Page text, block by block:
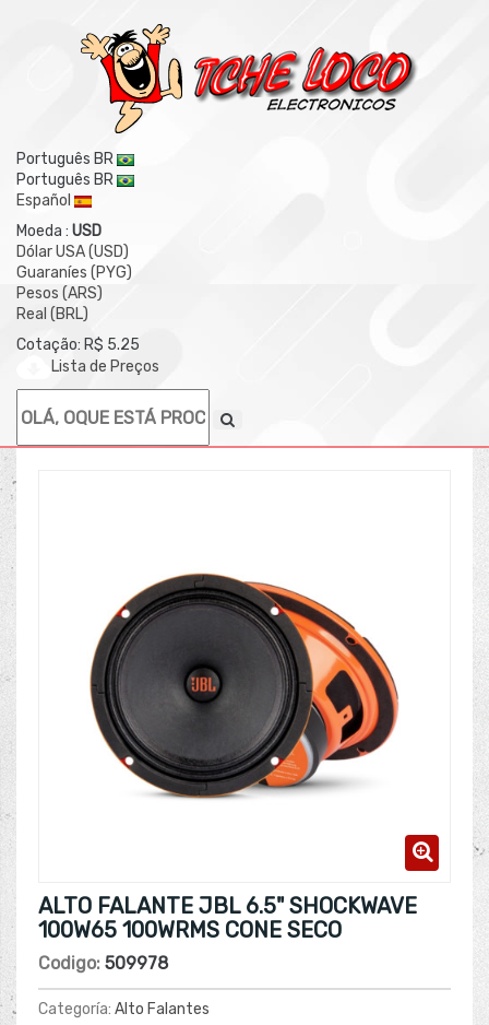
Português BR
Português BR
Español
Moeda : USD
Dólar USA (USD)
Guaraníes (PYG)
Pesos (ARS)
Real (BRL)
Cotação: R$ 5.25
Lista de Preços
ALTO FALANTE JBL 6.5" SHOCKWAVE
100W65 100WRMS CONE SECO
Codigo: 509978
Categoría: Alto Falantes